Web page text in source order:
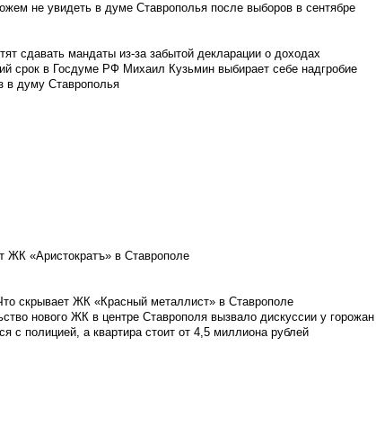
не увидеть в думе Ставрополья после выборов в сентябре
сдавать мандаты из-за забытой декларации о доходах
срок в Госдуме РФ Михаил Кузьмин выбирает себе надгробие
в думу Ставрополья
ЖК «Аристократъ» в Ставрополе
скрывает ЖК «Красный металлист» в Ставрополе
нового ЖК в центре Ставрополя вызвало дискуссии у горожан
с полицией, а квартира стоит от 4,5 миллиона рублей